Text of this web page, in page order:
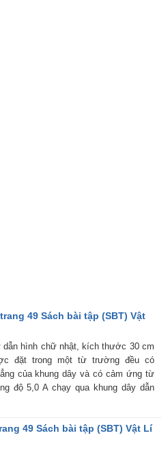
49 Sách bài tập (SBT) Vật
dẫn hình chữ nhật, kích thước 30 cm
đặt trong một từ trường đều có
của khung dây và có cảm ứng từ
độ 5,0 A chạy qua khung dây dẫn
49 Sách bài tập (SBT) Vật Lí